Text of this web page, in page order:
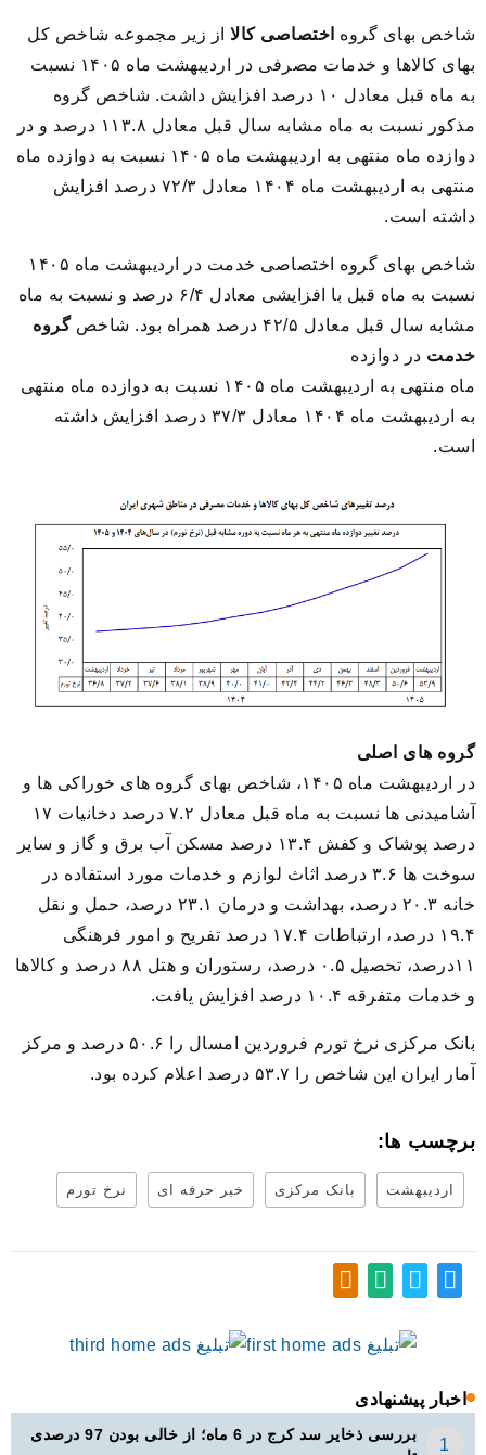
شاخص بهای گروه اختصاصی کالا از زیر مجموعه شاخص کل
بهای کالاها و خدمات مصرفی در اردیبهشت ماه ۱۴۰۵ نسبت
به ماه قبل معادل ۱۰ درصد افزایش داشت. شاخص گروه
مذکور نسبت به ماه مشابه سال قبل معادل ۱۱۳.۸ درصد و در
دوازده ماه منتهی به اردیبهشت ماه ۱۴۰۵ نسبت به دوازده ماه
منتهی به اردیبهشت ماه ۱۴۰۴ معادل ۷۲/۳ درصد افزایش
داشته است.
شاخص بهای گروه اختصاصی خدمت در اردیبهشت ماه ۱۴۰۵
نسبت به ماه قبل با افزایشی معادل ۶/۴ درصد و نسبت به ماه
مشابه سال قبل معادل ۴۲/۵ درصد همراه بود. شاخص
گروه
خدمت در دوازده
ماه منتهی به اردیبهشت ماه ۱۴۰۵ نسبت به دوازده ماه منتهی
به اردیبهشت ماه ۱۴۰۴ معادل ۳۷/۳ درصد افزایش داشته
است.
گروه های اصلی
در اردیبهشت ماه ۱۴۰۵، شاخص بهای گروه های خوراکی ها و
آشامیدنی ها نسبت به ماه قبل معادل ۷.۲ درصد دخانیات ۱۷
درصد پوشاک و کفش ۱۳.۴ درصد مسکن آب برق و گاز و سایر
سوخت ها ۳.۶ درصد اثاث لوازم و خدمات مورد استفاده در
خانه ۲۰.۳ درصد، بهداشت و درمان ۲۳.۱ درصد، حمل و نقل
۱۹.۴ درصد، ارتباطات ۱۷.۴ درصد تفریح و امور فرهنگی
۱۱درصد، تحصیل ۰.۵ درصد، رستوران و هتل ۸۸ درصد و کالاها
و خدمات متفرقه ۱۰.۴ درصد افزایش یافت.
بانک مرکزی نرخ تورم فروردین امسال را ۵۰.۶ درصد و مرکز
آمار ایران این شاخص را ۵۳.۷ درصد اعلام کرده بود.
برچسب ها:
اردیبهشت بانک مرکزی خبر حرفه ای نرخ تورم
اخبار پیشنهادی
بررسی ذخایر سد کرج در 6 ماه؛ از خالی بودن 97 درصدی